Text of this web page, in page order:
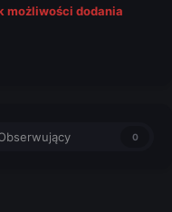
możliwości dodania
0